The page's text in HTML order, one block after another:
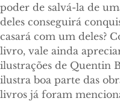
poder de salvá-la de
deles conseguirá
casará com um deles?
livro, vale ainda
ilustrações de Quentin
ilustra boa parte das
livros já foram